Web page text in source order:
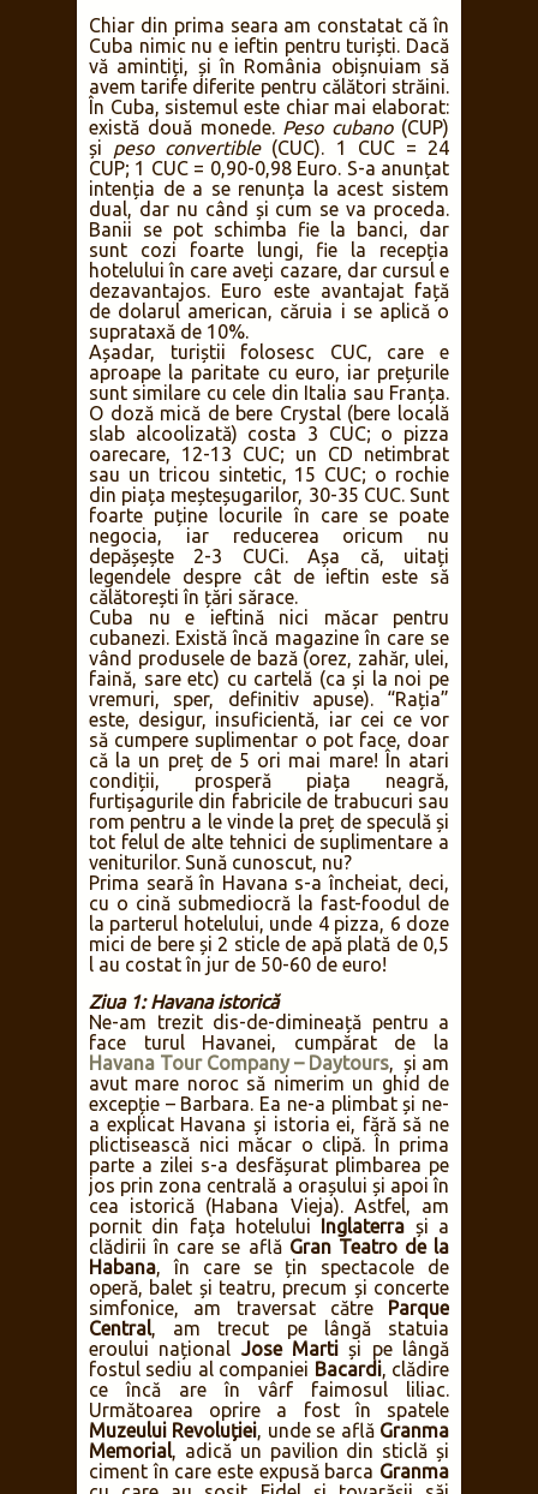
Chiar din prima seara am constatat că în
Cuba nimic nu e ieftin pentru turiști. Dacă
vă amintiți, și în România obișnuiam să
avem tarife diferite pentru călători străini.
În Cuba, sistemul este chiar mai elaborat:
există două monede. Peso cubano(CUP)
și peso convertible(CUC). 1 CUC = 24
CUP; 1 CUC = 0,90-0,98 Euro. S-a anunțat
intenția de a se renunța la acest sistem
dual, dar nu când și cum se va proceda.
Banii se pot schimba fie la banci, dar
sunt cozi foarte lungi, fie la recepția
hotelului în care aveți cazare, dar cursul e
dezavantajos. Euro este avantajat față
de dolarul american, căruia i se aplică o
suprataxă de 10%.
Așadar, turiștii folosesc CUC, care e
aproape la paritate cu euro, iar prețurile
sunt similare cu cele din Italia sau Franța.
O doză mică de bere Crystal (bere locală
slab alcoolizată) costa 3 CUC; o pizza
oarecare, 12-13 CUC; un CD netimbrat
sau un tricou sintetic, 15 CUC; o rochie
din piața meșteșugarilor, 30-35 CUC. Sunt
foarte puține locurile în care se poate
negocia, iar reducerea oricum nu
depășește 2-3 CUCi. Așa că, uitați
legendele despre cât de ieftin este să
călătorești în țări sărace.
Cuba nu e ieftină nici măcar pentru
cubanezi. Există încă magazine în care se
vând produsele de bază (orez, zahăr, ulei,
faină, sare etc) cu cartelă (ca și la noi pe
vremuri, sper, definitiv apuse). “Rația”
este, desigur, insuficientă, iar cei ce vor
să cumpere suplimentar o pot face, doar
că la un preț de 5 ori mai mare! În atari
condiții, prosperă piața neagră,
furtișagurile din fabricile de trabucuri sau
rom pentru a le vinde la preț de speculă și
tot felul de alte tehnici de suplimentare a
veniturilor. Sună cunoscut, nu?
Prima seară în Havana s-a încheiat, deci,
cu o cină submediocră la fast-foodul de
la parterul hotelului, unde 4 pizza, 6 doze
mici de bere și 2 sticle de apă plată de 0,5
l au costat în jur de 50-60 de euro!
Ziua 1: Havana istorică
Ne-am trezit dis-de-dimineață pentru a
face turul Havanei, cumpărat de la
Havana Tour Company – Daytours, și am
avut mare noroc să nimerim un ghid de
excepție – Barbara. Ea ne-a plimbat și ne-
a explicat Havana și istoria ei, fără să ne
plictisească nici măcar o clipă. În prima
parte a zilei s-a desfășurat plimbarea pe
jos prin zona centrală a orașului și apoi în
cea istorică (Habana Vieja). Astfel, am
pornit din fața hotelului Inglaterra și a
clădirii în care se află Gran Teatro de la
Habana, în care se țin spectacole de
operă, balet și teatru, precum și concerte
simfonice, am traversat către Parque
Central, am trecut pe lângă statuia
eroului național Jose Martiși pe lângă
fostul sediu al companiei Bacardi, clădire
ce încă are în vârf faimosul liliac.
Următoarea oprire a fost în spatele
Muzeului Revoluției, unde se află Granma
Memorial, adică un pavilion din sticlă și
ciment în care este expusă barca Granma